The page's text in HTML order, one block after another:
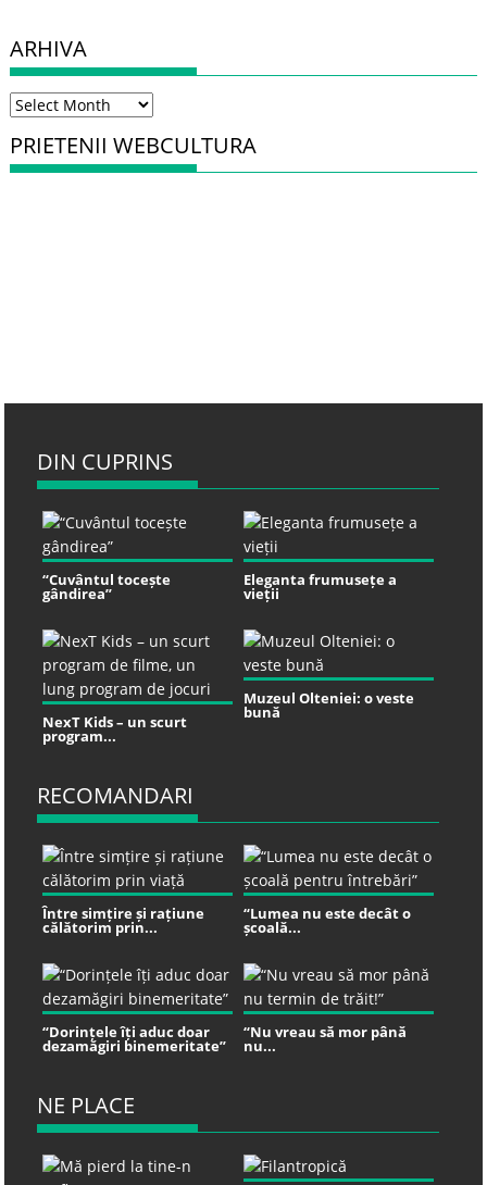
ARHIVA
Arhiva
PRIETENII WEBCULTURA
DIN CUPRINS
“Cuvântul tocește
gândirea”
Eleganta frumusețe a
vieții
NexT Kids – un scurt
program...
Muzeul Olteniei: o veste
bună
RECOMANDARI
Între simțire și rațiune
călătorim prin...
“Lumea nu este decât o
școală...
“Dorințele îți aduc doar
dezamăgiri binemeritate”
“Nu vreau să mor până
nu...
NE PLACE